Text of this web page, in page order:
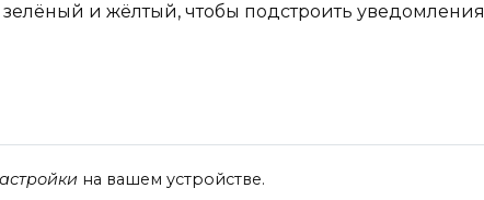
и жёлтый, чтобы подстроить уведомления
на вашем устройстве.